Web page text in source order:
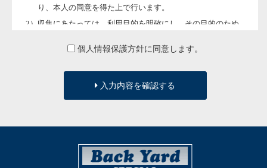
り、本人の同意を得た上で行います。
収集にあたっては、利用目的を明確にし、その目的のため
個人の利益を侵害する可能性が高い機微な情報は、本人の
個人情報は、本人の同意を得た範囲内で利用、提供しま
個人情報保護方針に同意します。
入力内容を確認する